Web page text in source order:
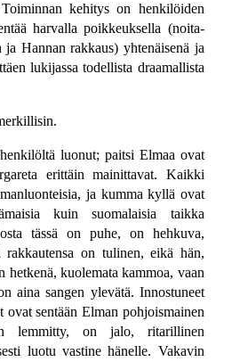
kehitys on henkilöiden
harvalla poikkeuksella (noita-
ja Hannan rakkaus) yhtenäisenä ja
lukijassa todellista draamallista
luonut; paitsi Elmaa ovat
erittäin mainittavat. Kaikki
ja kumma kyllä ovat
kuin suomalaisia taikka
tässä on puhe, on hehkuva,
rakkautensa on tulinen, eikä hän,
hetkenä, kuolemata kammoa, vaan
aina sangen ylevätä. Innostuneet
ovat sentään Elman pohjoismainen
lemmitty, on jalo, ritarillinen
luotu vastine hänelle. Vakavin